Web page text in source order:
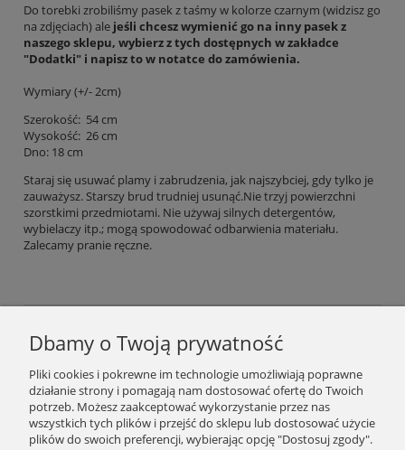
Do torebki zrobiliśmy pasek z taśmy w kolorze czarnym (widzisz go
na zdjęciach) ale jeśli chcesz wymienić go na inny pasek z
naszego sklepu, wybierz z tych dostępnych w zakładce
"Dodatki" i napisz to w notatce do zamówienia.
Wymiary (+/- 2cm)
Szerokość: 54 cm
Wysokość: 26 cm
Dno: 18 cm
Staraj się usuwać plamy i zabrudzenia, jak najszybciej, gdy tylko je
zauważysz. Starszy brud trudniej usunąć.Nie trzyj powierzchni
szorstkimi przedmiotami. Nie używaj silnych detergentów,
wybielaczy itp.; mogą spowodować odbarwienia materiału.
Zalecamy pranie ręczne.
Podaj swój adres e-mail, jeżeli chcesz otrzymywać
informacje o nowościach i promocjach.
Zapisz się
Dbamy o Twoją prywatność
Pliki cookies i pokrewne im technologie umożliwiają poprawne
działanie strony i pomagają nam dostosować ofertę do Twoich
potrzeb. Możesz zaakceptować wykorzystanie przez nas
wszystkich tych plików i przejść do sklepu lub dostosować użycie
plików do swoich preferencji, wybierając opcję "Dostosuj zgody".